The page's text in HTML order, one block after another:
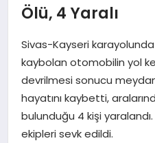
MAGAZIN
SPOR
Ölü, 4 Yaralı
Sivas-Kayseri
kaybolan otomobilin yol
devrilmesi sonucu
hayatını kaybetti,
bulunduğu 4 kişi
ekipleri sevk edildi.